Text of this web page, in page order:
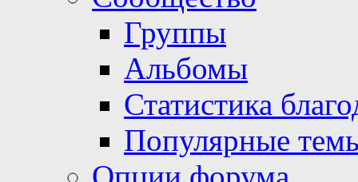
Группы
Альбомы
Статистика
Популярные